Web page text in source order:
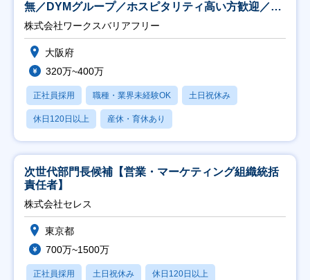
無／DYMグループ／ホスピタリティ高い方歓迎／土
日祝】
株式会社ワークスバリアフリー
大阪府
320万~400万
正社員採用 職種・業界未経験OK 土日祝休み
休日120日以上 産休・育休あり
次世代部門長候補【営業・マーケティング組織統括
責任者】
株式会社セレス
東京都
700万~1500万
正社員採用 土日祝休み 休日120日以上